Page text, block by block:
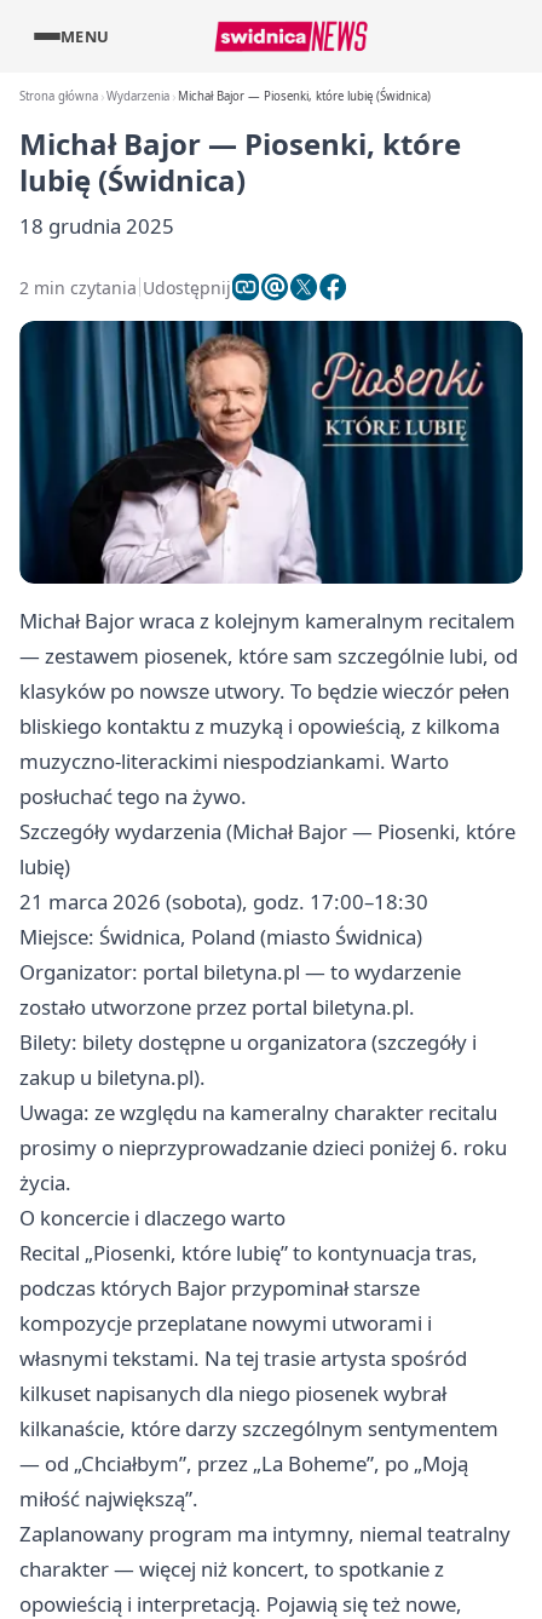
MENU
Strona główna Wydarzenia Michał Bajor — Piosenki, które lubię (Świdnica)
Michał Bajor — Piosenki, które
lubię (Świdnica)
18 grudnia 2025
2 min czytania Udostępnij
Michał Bajor wraca z kolejnym kameralnym recitalem
— zestawem piosenek, które sam szczególnie lubi, od
klasyków po nowsze utwory. To będzie wieczór pełen
bliskiego kontaktu z muzyką i opowieścią, z kilkoma
muzyczno‑literackimi niespodziankami. Warto
posłuchać tego na żywo.
Szczegóły wydarzenia (Michał Bajor — Piosenki, które
lubię)
21 marca 2026 (sobota), godz. 17:00–18:30
Miejsce: Świdnica, Poland (miasto Świdnica)
Organizator: portal biletyna.pl — to wydarzenie
zostało utworzone przez portal biletyna.pl.
Bilety: bilety dostępne u organizatora (szczegóły i
zakup u biletyna.pl).
Uwaga: ze względu na kameralny charakter recitalu
prosimy o nieprzyprowadzanie dzieci poniżej 6. roku
życia.
O koncercie i dlaczego warto
Recital „Piosenki, które lubię” to kontynuacja tras,
podczas których Bajor przypominał starsze
kompozycje przeplatane nowymi utworami i
własnymi tekstami. Na tej trasie artysta spośród
kilkuset napisanych dla niego piosenek wybrał
kilkanaście, które darzy szczególnym sentymentem
— od „Chciałbym”, przez „La Boheme”, po „Moją
miłość największą”.
Zaplanowany program ma intymny, niemal teatralny
charakter — więcej niż koncert, to spotkanie z
opowieścią i interpretacją. Pojawią się też nowe,